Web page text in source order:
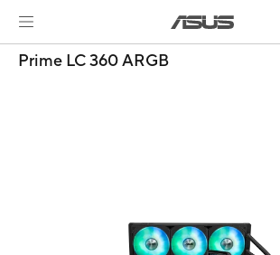
Prime LC 360 ARGB